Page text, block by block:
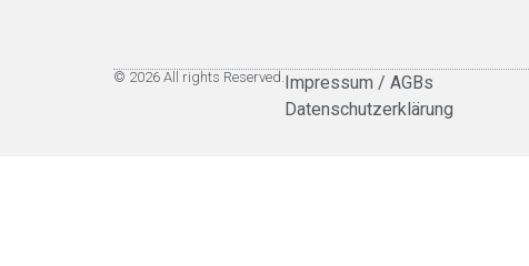
© 2026 All rights Reserved. Impressum / AGBs
Datenschutzerklärung